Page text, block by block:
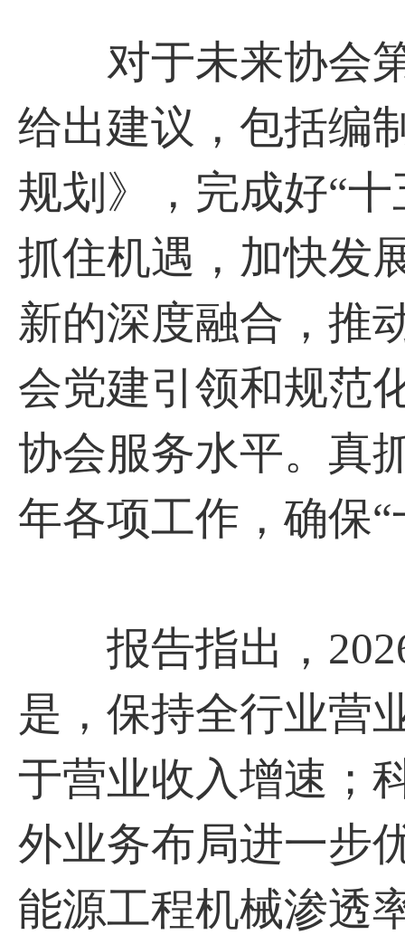
对于未来协会第
给出建议，包括编
规划》，完成好“
抓住机遇，加快发
新的深度融合，推
会党建引领和规范
协会服务水平。真
年各项工作，确保
报告指出，2026
是，保持全行业营
于营业收入增速；
外业务布局进一步
能源工程机械渗透